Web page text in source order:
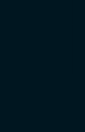
たが思っている以
ません。
気に入ってはいる
際立たせることが
ビーチ、あるいは
トーンに合わせてそ